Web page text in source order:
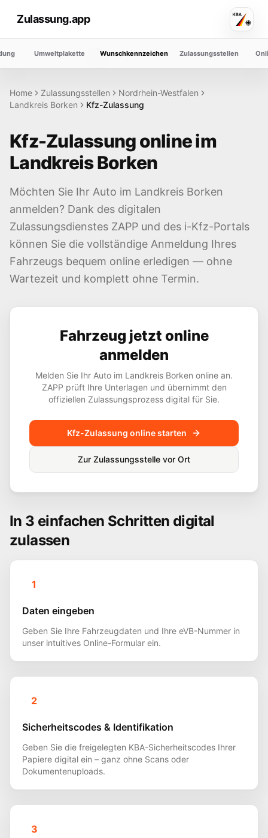
Zulassung.app
Umweltplakette Wunschkennzeichen Zulassungsstellen
Home Zulassungsstellen
Nordrhein-Westfalen
Landkreis Borken Kfz-Zulassung
Kfz-Zulassung online im
LandkreisBorken
Möchten Sie Ihr Auto im Landkreis Borken
anmelden? Dank des digitalen
Zulassungsdienstes ZAPP und des i-Kfz-Portals
können Sie die vollständige Anmeldung Ihres
Fahrzeugs bequem online erledigen — ohne
Wartezeit und komplett ohne Termin.
Fahrzeug jetzt online
anmelden
Melden Sie Ihr Auto im Landkreis Borken online an.
ZAPP prüft Ihre Unterlagen und übernimmt den
offiziellen Zulassungsprozess digital für Sie.
Kfz-Zulassung online starten
Zur Zulassungsstelle vor Ort
In 3 einfachen Schritten digital
zulassen
1
Daten eingeben
Geben Sie Ihre Fahrzeugdaten und Ihre eVB-Nummer in
unser intuitives Online-Formular ein.
2
Sicherheitscodes & Identifikation
Geben Sie die freigelegten KBA-Sicherheitscodes Ihrer
Papiere digital ein – ganz ohne Scans oder
Dokumentenuploads.
3